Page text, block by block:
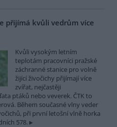
přijímá kvůli vedrům více
Kvůli vysokým letním
teplotám pracovníci pražské
záchranné stanice pro volně
žijící živočichy přijímají více
zvířat, nejčastěji
ptáků nebo veverek. ČTK to
Během současné vlny veder
při první letošní vlně horka
578.